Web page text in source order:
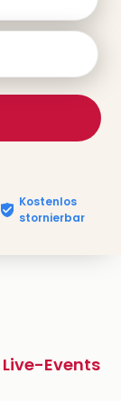
Kostenlos
stornierbar
Live-Events